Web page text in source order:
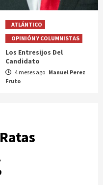
ATLÁNTICO
OPINIÓN Y COLUMNISTAS
Los Entresijos Del
Candidato
4 meses ago Manuel Perez
Fruto
Ratas